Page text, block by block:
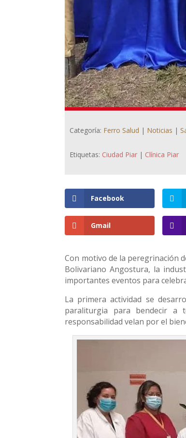
Categoría: Ferro Salud | Noticias |
Etiquetas: Ciudad Piar | Clínica Piar
Facebook
Gmail
Con motivo de la peregrinación
Bolivariano Angostura, la
importantes eventos para
La primera actividad se
paraliturgia para bendecir a
responsabilidad velan por el